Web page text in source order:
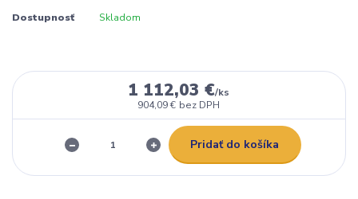
Dostupnosť Skladom
1 112,03 €/ks
904,09 € bez DPH
Pridať do košíka